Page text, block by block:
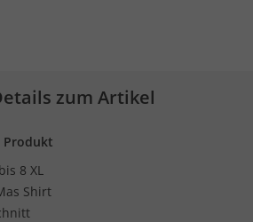
zum Artikel
Produkt
8 XL
Shirt